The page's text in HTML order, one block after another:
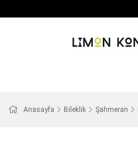
Anasayfa Bileklik Şahmeran